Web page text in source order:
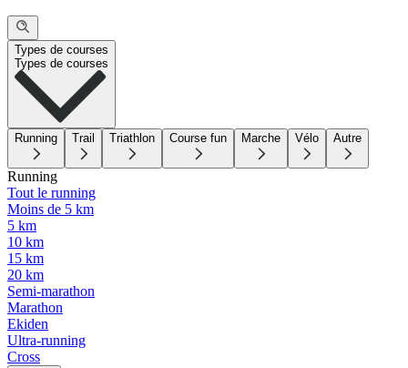
Types de courses
Types de courses
Running Trail Triathlon Course fun Marche Vélo Autre
Running
Tout le running
Moins de 5 km
5 km
10 km
15 km
20 km
Semi-marathon
Marathon
Ekiden
Ultra-running
Cross